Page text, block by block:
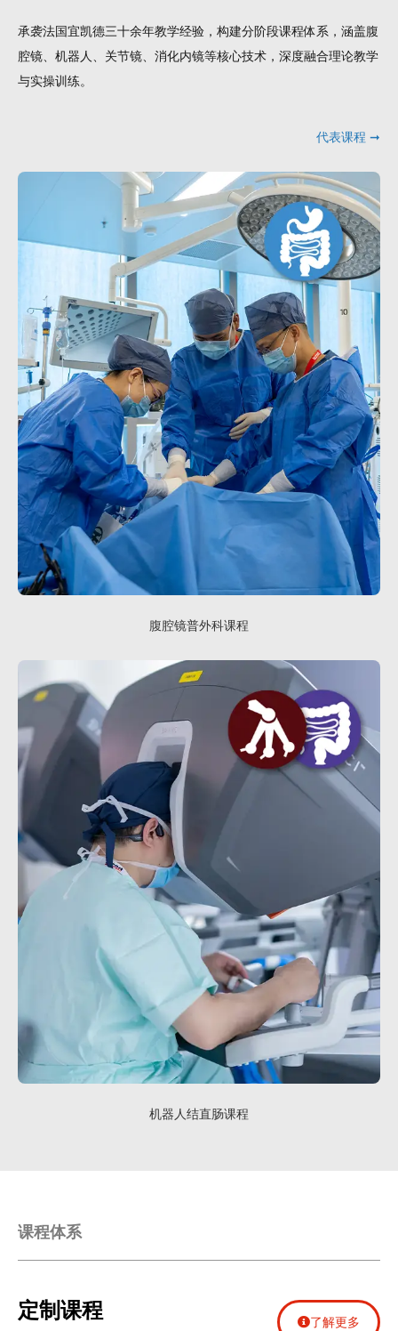
承袭法国宜凯德三十余年教学经验，构建分阶段课程体系，涵盖腹
腔镜、机器人、关节镜、消化内镜等核心技术，深度融合理论教学
与实操训练。
代表课程 ➞
腹腔镜普外科课程
机器人结直肠课程
课程体系
定制课程 了解更多